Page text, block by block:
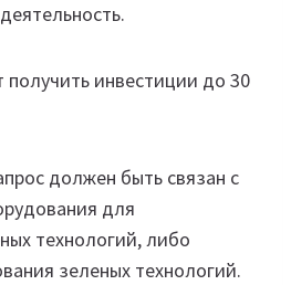
инвестиции до 30
должен быть связан с
для
технологий, либо
зеленых технологий.